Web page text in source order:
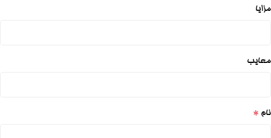
مزایا
معایب
نام *